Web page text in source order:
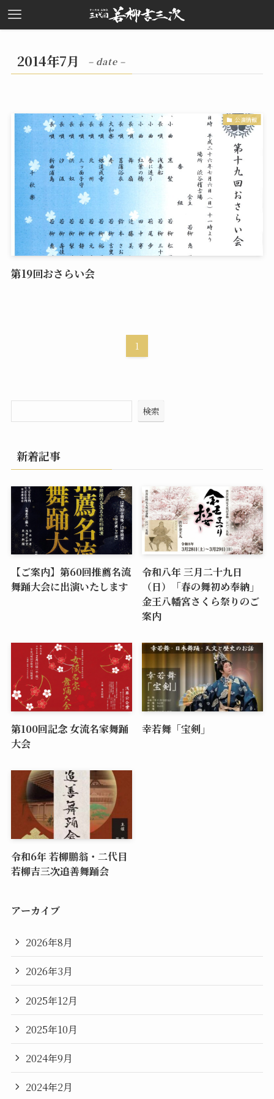
2014年7月 – date –
公演情報
第19回おさらい会
1
検索
新着記事
【ご案内】第60回推薦名流
舞踊大会に出演いたします
令和八年 三月二十九日
（日）「春の舞初め奉納」
金王八幡宮さくら祭りのご
案内
第100回記念 女流名家舞踊
大会
幸若舞「宝剣」
令和6年 若柳鵬翁・二代目
若柳吉三次追善舞踊会
アーカイブ
2026年8月
2026年3月
2025年12月
2025年10月
2024年9月
2024年2月